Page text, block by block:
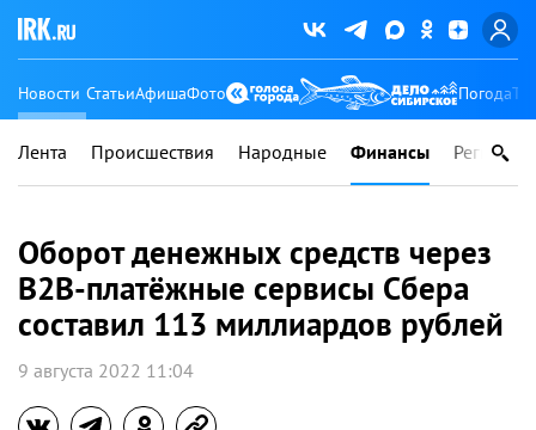
Новости СтатьиАфишаФото Погода
Лента Происшествия Народные Финансы Регионы
Оборот денежных средств через
B2B-платёжные сервисы Сбера
составил 113 миллиардов рублей
9 августа 2022 11:04